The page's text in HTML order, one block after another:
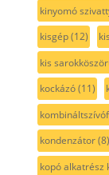
kinyomó
kisgép(12)
kis
kockázó(11)
kondenzátor(8)
kopó alkatrész